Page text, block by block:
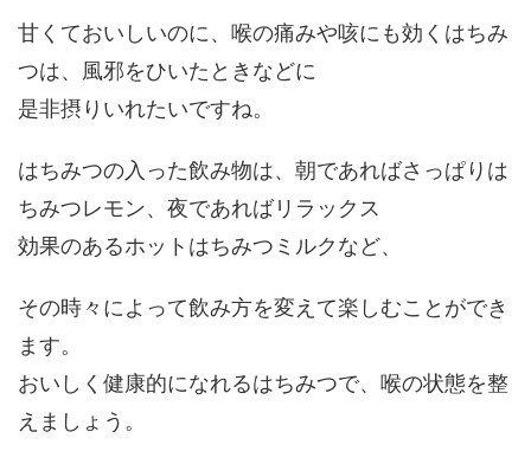
甘くておいしいのに、喉の痛みや咳にも効くはちみ
つは、風邪をひいたときなどに
是非摂りいれたいですね。
はちみつの入った飲み物は、朝であればさっぱりは
ちみつレモン、夜であればリラックス
効果のあるホットはちみつミルクなど、
その時々によって飲み方を変えて楽しむことができ
ます。
おいしく健康的になれるはちみつで、喉の状態を整
えましょう。